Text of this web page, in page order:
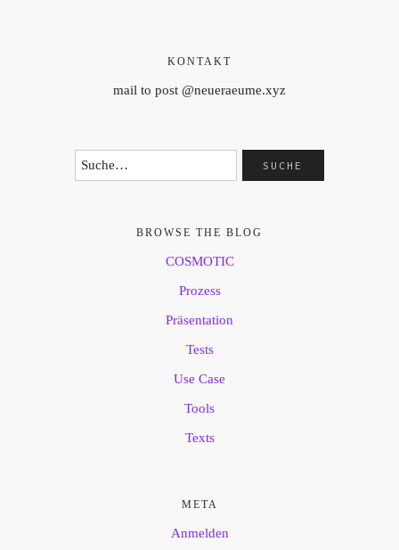
KONTAKT
mail to post @neueraeume.xyz
BROWSE THE BLOG
COSMOTIC
Prozess
Präsentation
Tests
Use Case
Tools
Texts
META
Anmelden